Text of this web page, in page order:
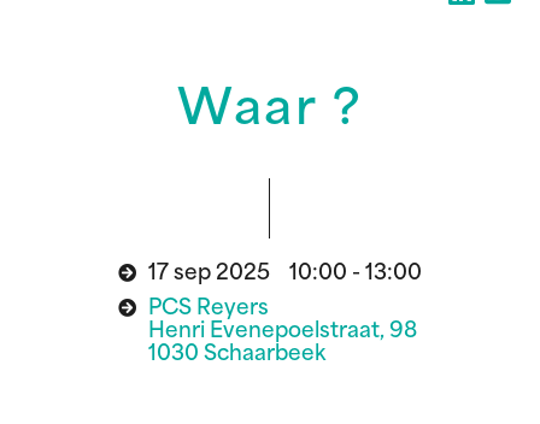
Waar ?
17 sep 2025 10:00 - 13:00
PCS Reyers
Henri Evenepoelstraat, 98
1030 Schaarbeek